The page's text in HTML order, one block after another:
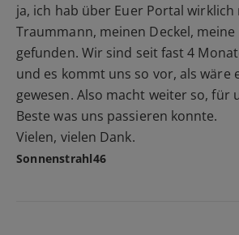
ja, ich hab über Euer Portal wirklich
Traummann, meinen Deckel,
gefunden. Wir sind seit fast 4
und es kommt uns so vor, als wäre
gewesen. Also macht weiter so, für
Beste was uns passieren konnte.
Vielen, vielen Dank.
Sonnenstrahl46